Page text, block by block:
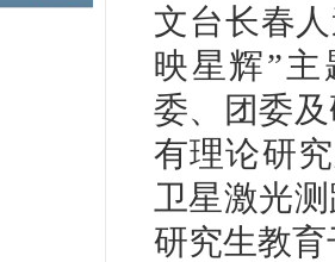
文台长春
映星辉”
委、团委
有理论研
卫星激光
研究生教